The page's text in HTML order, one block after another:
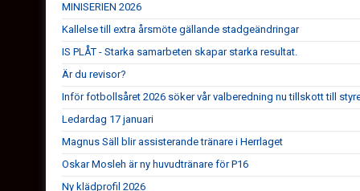
MINISERIEN 2026
Kallelse till extra årsmöte gällande stadgeändringar
IS PLÅT - Starka samarbeten skapar starka resultat.
Är du revisor?
Inför fotbollsåret 2026 söker vår valberedning nu tillskott till
Ledardag 17 januari
Magnus Säll blir assisterande tränare i Herrlaget
Oskar Mosleh är ny huvudtränare för P16
Ny klädprofil 2026